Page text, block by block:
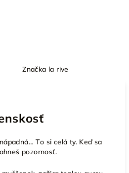
Značka la rive
To si celá ty. Keď sa
pozornosť.